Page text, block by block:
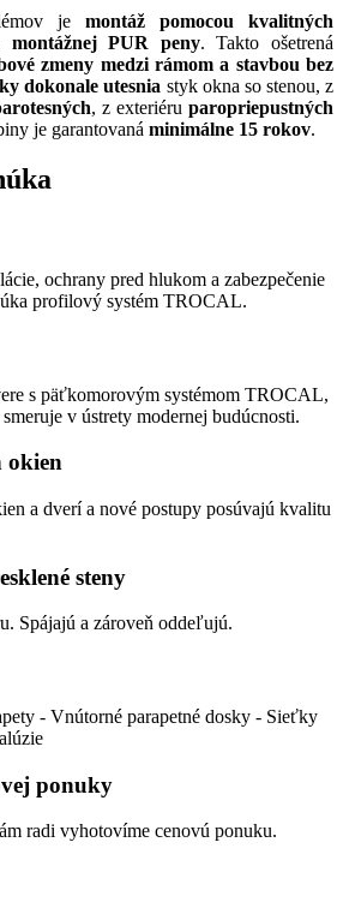
je montáž pomocou kvalitných
montážnej PUR peny. Takto ošetrená
zmeny medzi rámom a stavbou bez
dokonale utesnia styk okna so stenou, z
, z exteriéru paropriepustných
je garantovaná minimálne 15 rokov.
ochrany pred hlukom a zabezpečenie
profilový systém TROCAL.
s päťkomorovým systémom TROCAL,
v ústrety modernej budúcnosti.
okien
a dverí a nové postupy posúvajú kvalitu
steny
Spájajú a zároveň oddeľujú.
- Vnútorné parapetné dosky - Sieťky
ponuky
radi vyhotovíme cenovú ponuku.